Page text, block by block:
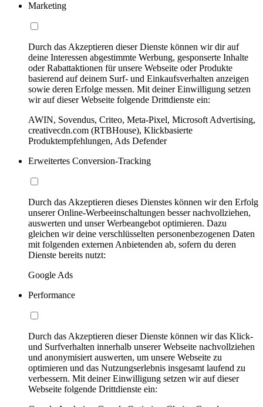
Marketing
Durch das Akzeptieren dieser Dienste können wir dir auf
deine Interessen abgestimmte Werbung, gesponserte Inhalte
oder Rabattaktionen für unsere Webseite oder Produkte
basierend auf deinem Surf- und Einkaufsverhalten anzeigen
sowie deren Erfolge messen. Mit deiner Einwilligung setzen
wir auf dieser Webseite folgende Drittdienste ein:
AWIN, Sovendus, Criteo, Meta-Pixel, Microsoft Advertising,
creativecdn.com (RTBHouse), Klickbasierte
Produktempfehlungen, Ads Defender
Erweitertes Conversion-Tracking
Durch das Akzeptieren dieses Dienstes können wir den Erfolg
unserer Online-Werbeeinschaltungen besser nachvollziehen,
auswerten und unser Werbeangebot optimieren. Dazu
gleichen wir deine verschlüsselten personenbezogenen Daten
mit folgenden externen Anbietenden ab, sofern du deren
Dienste bereits nutzt:
Google Ads
Performance
Durch das Akzeptieren dieser Dienste können wir das Klick-
und Surfverhalten innerhalb unserer Webseite nachvollziehen
und anonymisiert auswerten, um unsere Webseite zu
optimieren und das Nutzungserlebnis insgesamt laufend zu
verbessern. Mit deiner Einwilligung setzen wir auf dieser
Webseite folgende Drittdienste ein: